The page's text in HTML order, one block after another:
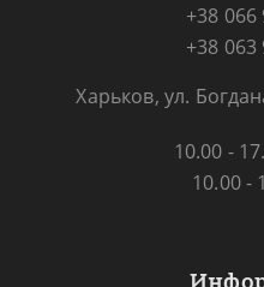
+38 066
+38 063
Харьков, ул.
10.00 -
10.00 -